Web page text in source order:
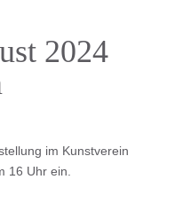
2024
im Kunstverein
16 Uhr ein.